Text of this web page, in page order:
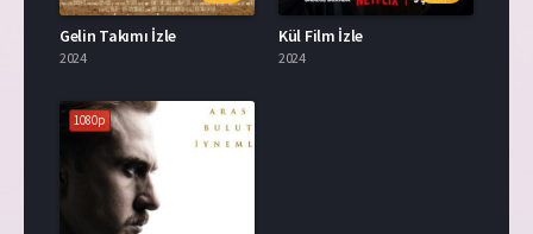
Gelin Takımı İzle
2024
Kül Film İzle
2024
1080p